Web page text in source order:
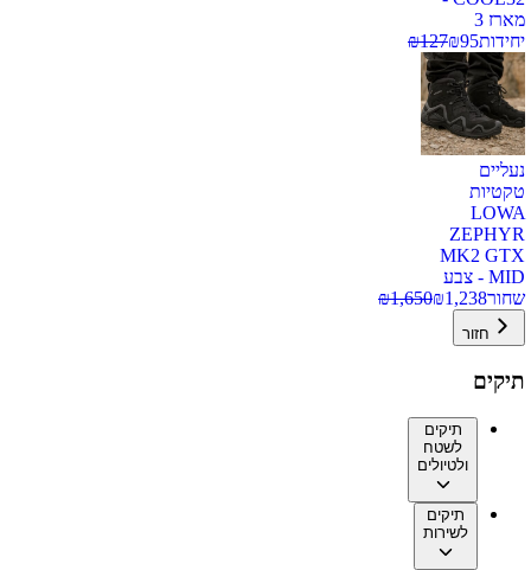
מארז 3
יחידות
₪95
₪127
נעליים
טקטיות
LOWA
ZEPHYR
MK2 GTX
MID - צבע
שחור
₪1,238
₪1,650
חזור
תיקים
תיקים
לשטח
ולטיולים
תיקים
לשירות